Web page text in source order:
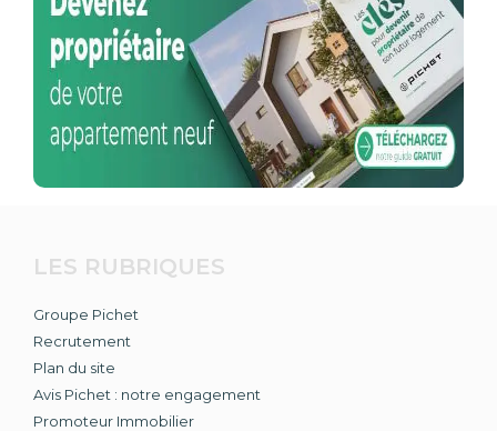
LES RUBRIQUES
Groupe Pichet
Recrutement
Plan du site
Avis Pichet : notre engagement
Promoteur Immobilier